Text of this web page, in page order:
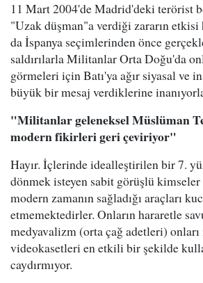
11 Mart 2004'de Madrid'deki terörist
"Uzak düşman"a verdiği zararın etkisi
da İspanya seçimlerinden önce
saldırılarla Militanlar Orta Doğu'da
görmeleri için Batı'ya ağır siyasal ve
büyük bir mesaj verdiklerine
"Militanlar geleneksel Müslüman
modern fikirleri geri çeviriyor"
Hayır. İçlerinde idealleştirilen bir 7.
dönmek isteyen sabit görüşlü
modern zamanın sağladığı araçları
etmemektedirler. Onların hararetle
medyavalizm (orta çağ adetleri)
videokasetleri en etkili bir şekilde
caydırmıyor.